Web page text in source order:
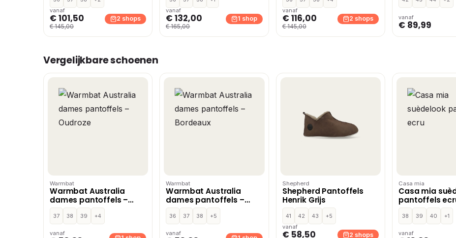
vanaf
€ 101,50
€ 145,00
2 shops
vanaf
€ 132,00
€ 165,00
1 shop
vanaf
€ 116,00
€ 145,00
2 shops vanaf
€ 89,99
Vergelijkbare schoenen
Warmbat
Warmbat Australia
dames pantoffels –
Oudroze
37 38 39 +4
vanaf
Warmbat
Warmbat Australia
dames pantoffels –
Bordeaux
36 37 38 +5
vanaf
Shepherd
Shepherd Pantoffels
Henrik Grijs
41 42 43
+5
vanaf
€ 58,50 2 shops
Casa mia
Casa mia
pantoffels
38 39 40 +1
vanaf